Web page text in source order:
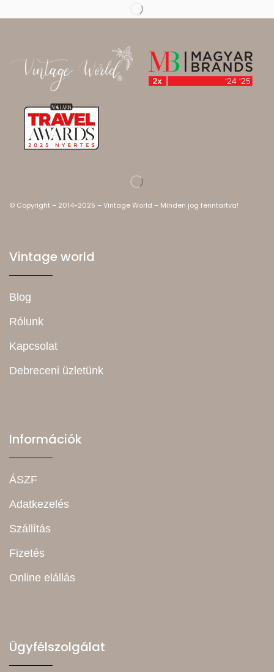
© Copyright – 2014-2025 – Vintage World – Minden jog fenntartva!
Vintage world
Blog
Rólunk
Kapcsolat
Debreceni üzletünk
Információk
ÁSZF
Adatkezelés
Szállítás
Fizetés
Online elállás
Ügyfélszolgálat